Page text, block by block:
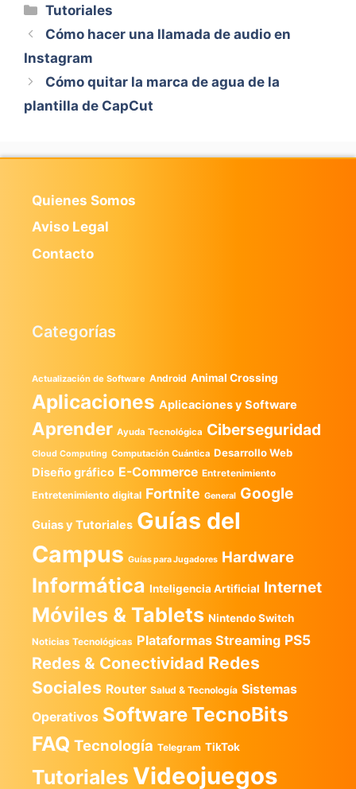
Categorías
Tutoriales
Cómo hacer una llamada de audio en
Instagram
Cómo quitar la marca de agua de la
plantilla de CapCut
Quienes Somos
Aviso Legal
Contacto
Categorías
Actualización de Software Android Animal Crossing
Aplicaciones Aplicaciones y Software
Aprender Ayuda Tecnológica Ciberseguridad
Cloud Computing Computación Cuántica Desarrollo Web
Diseño gráfico E-Commerce Entretenimiento
Entretenimiento digital Fortnite General Google
Guias y Tutoriales Guías del
Campus Guías para Jugadores Hardware
Informática Inteligencia Artificial Internet
Móviles & Tablets Nintendo Switch
Noticias Tecnológicas Plataformas Streaming PS5
Redes & Conectividad Redes
Sociales Router Salud & Tecnología Sistemas
Operativos SoftwareTecnoBits
FAQ Tecnología Telegram TikTok
Tutoriales Videojuegos